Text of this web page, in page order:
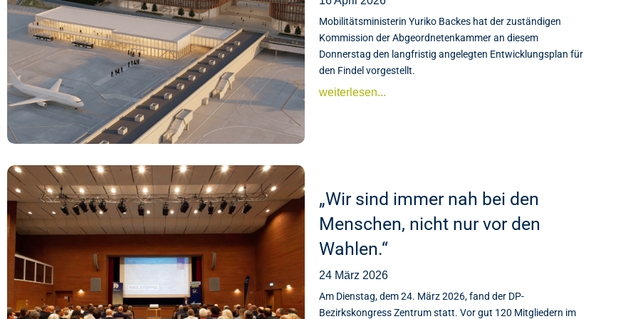
Mobilitätsministerin Yuriko Backes hat der zuständigen
Kommission der Abgeordnetenkammer an diesem
Donnerstag den langfristig angelegten Entwicklungsplan für
den Findel vorgestellt.
weiterlesen...
„Wir sind immer nah bei den
Menschen, nicht nur vor den
Wahlen.“
24 März 2026
Am Dienstag, dem 24. März 2026, fand der DP-
Bezirkskongress Zentrum statt. Vor gut 120 Mitgliedern im